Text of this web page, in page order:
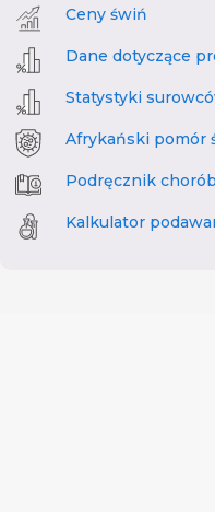
Ceny świń
Dane dotyczące
Statystyki
Afrykański pomór
Podręcznik
Kalkulator